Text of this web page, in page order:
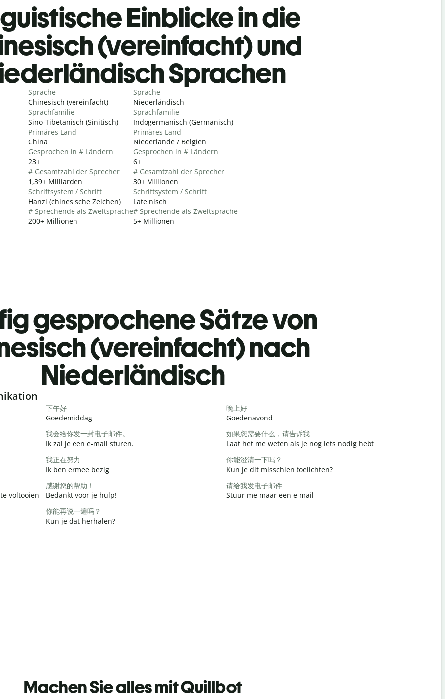
Einblicke in die
(vereinfacht) und
Sprachen
Sprache
Chinesisch (vereinfacht)
Sprachfamilie
Sino-Tibetanisch (Sinitisch)
Primäres Land
China
Gesprochen in # Ländern
23+
# Gesamtzahl der Sprecher
1,39+ Milliarden
Schriftsystem / Schrift
Hanzi (chinesische Zeichen)
# Sprechende als Zweitsprache
200+ Millionen
Sprache
Niederländisch
Sprachfamilie
Indogermanisch (Germanisch)
Primäres Land
Niederlande / Belgien
Gesprochen in # Ländern
6+
# Gesamtzahl der Sprecher
30+ Millionen
Schriftsystem / Schrift
Lateinisch
# Sprechende als Zweitsprache
5+ Millionen
gesprochene Sätze von
(vereinfacht) nach
Niederländisch
下午好
Goedemiddag
晚上好
Goedenavond
我会给你发一封电子邮件。
Ik zal je een e-mail sturen.
如果您需要什么，请告诉我
Laat het me weten als je nog iets nodig hebt
我正在努力
Ik ben ermee bezig
你能澄清一下吗？
Kun je dit misschien toelichten?
voltooien
感谢您的帮助！
Bedankt voor je hulp!
请给我发电子邮件
Stuur me maar een e-mail
你能再说一遍吗？
Kun je dat herhalen?
Machen Sie alles mit Quillbot